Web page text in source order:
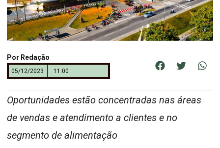
Por Redação
05/12/2023 11:00
Oportunidades estão concentradas nas áreas
de vendas e atendimento a clientes e no
segmento de alimentação